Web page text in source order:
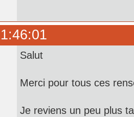
Salut
Merci pour tous ces
Je reviens un peu plus